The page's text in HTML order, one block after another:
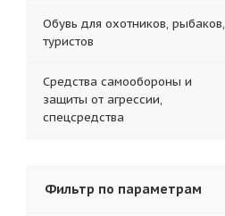
Обувь для охотников, рыбаков,
туристов
Средства самообороны и
защиты от агрессии,
спецсредства
Фильтр по параметрам